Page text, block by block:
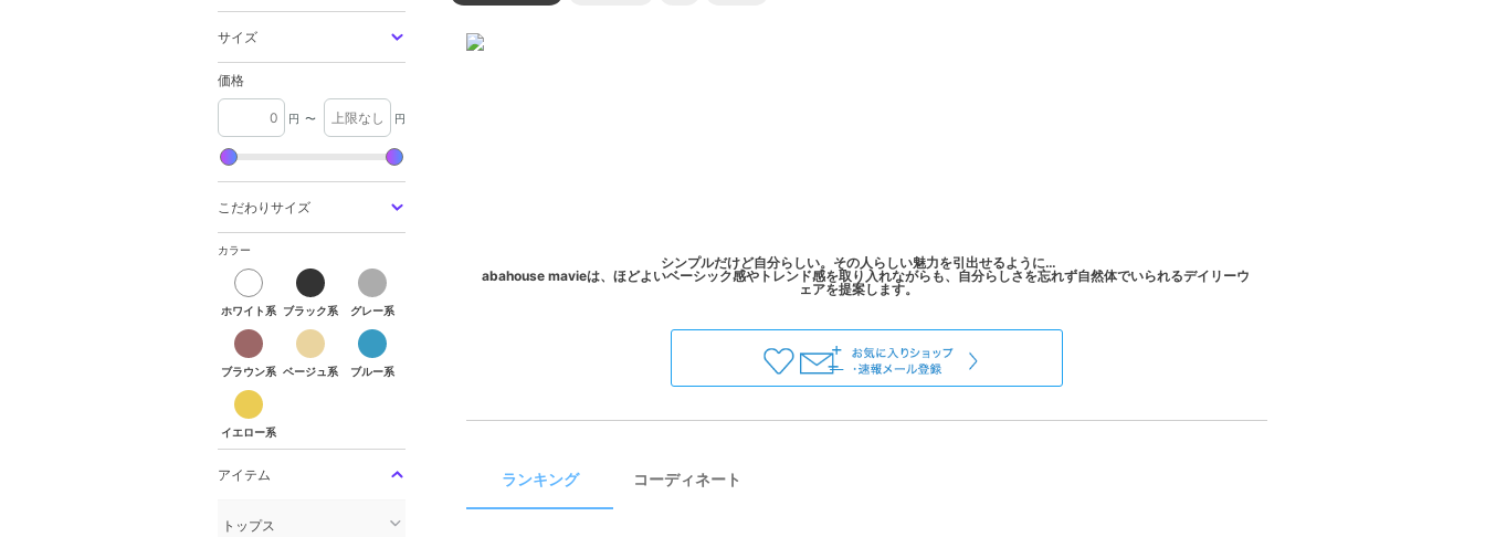
サイズ
価格
円 〜 円
こだわりサイズ
カラー
ホワイト系
ホワイト系
ブラック系
ブラック系
グレー系
グレー系
ブラウン系
ブラウン系
ベージュ系
ベージュ系
ブルー系
ブルー系
イエロー系
イエロー系
アイテム
トップス
シンプルだけど自分らしい。その人らしい魅力を引出せるように…
abahouse mavieは、ほどよいベーシック感やトレンド感を取り入れながらも、自分らしさを忘れず自然体でいられるデイリーウ
ランキング コーディネート